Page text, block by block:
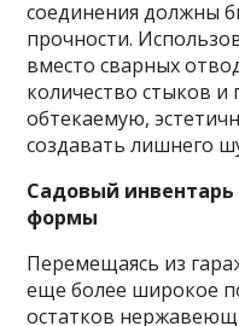
соединения должны
прочности.
вместо сварных
количество стыков
обтекаемую,
создавать лишнего
Садовый
формы
Перемещаясь из
еще более широкое
остатков